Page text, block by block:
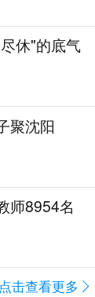
休"的底气
聚沈阳
师8954名
点击查看更多